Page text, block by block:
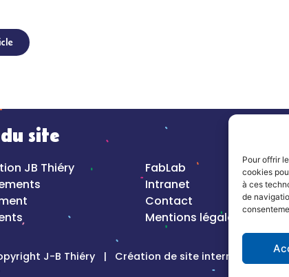
Pour offrir
cookies
à ces
de
site
JB Thiéry
FabLab
Intranet
Contact
Mentions légales
J-B Thiéry | Création de site internet, Keole &